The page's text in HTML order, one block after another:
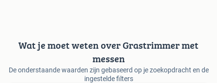
Wat je moet weten over Grastrimmer met
messen
De onderstaande waarden zijn gebaseerd op je zoekopdracht en de
ingestelde filters